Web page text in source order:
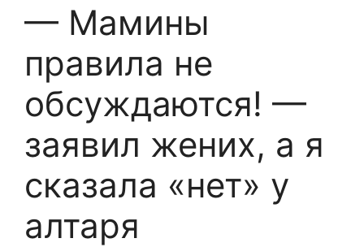
— Мамины
правила не
обсуждаются! —
заявил жених, а я
сказала «нет» у
алтаря